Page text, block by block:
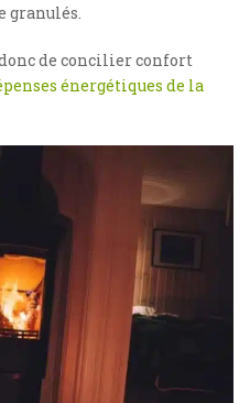
granulés.
de concilier confort
énergétiques de la